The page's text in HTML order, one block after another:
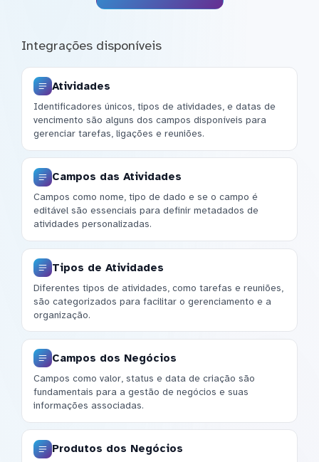
Integrações disponíveis
Atividades
Identificadores únicos, tipos de atividades, e datas de
vencimento são alguns dos campos disponíveis para
gerenciar tarefas, ligações e reuniões.
Campos das Atividades
Campos como nome, tipo de dado e se o campo é
editável são essenciais para definir metadados de
atividades personalizadas.
Tipos de Atividades
Diferentes tipos de atividades, como tarefas e reuniões,
são categorizados para facilitar o gerenciamento e a
organização.
Campos dos Negócios
Campos como valor, status e data de criação são
fundamentais para a gestão de negócios e suas
informações associadas.
Produtos dos Negócios